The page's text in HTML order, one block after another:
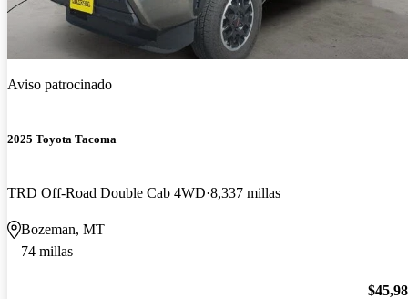
Aviso patrocinado
2025 Toyota Tacoma
TRD Off-Road Double Cab 4WD 8,337 millas
Bozeman, MT
74 millas